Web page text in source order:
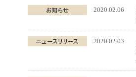
2020.02.06
2020.02.03